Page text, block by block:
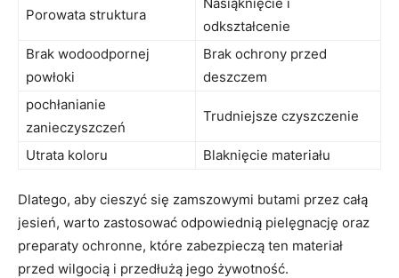
Porowata struktura
odkształcenie
Brak wodoodpornej
powłoki
Brak ochrony przed
deszczem
pochłanianie
zanieczyszczeń
Trudniejsze czyszczenie
Utrata koloru Blaknięcie materiału
Dlatego, aby cieszyć się zamszowymi butami przez całą
jesień, warto zastosować odpowiednią pielęgnację oraz
preparaty ochronne, które zabezpieczą ten materiał
przed wilgocią i przedłużą jego żywotność.